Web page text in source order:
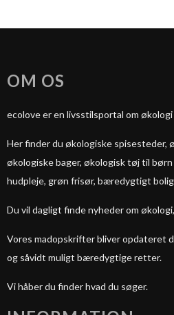
OM OS
ecolove er en livsstilsportal om
Her finder du økologiske spisesteder,
økologiske bager, økologisk tøj til
hudpleje, grøn frisør, bæredygtigt
Du vil dagligt finde nyheder om
Vores madopskrifter bliver opdateret
og såvidt muligt bæredygtige retter.
Vi håber du finder hvad du søger.